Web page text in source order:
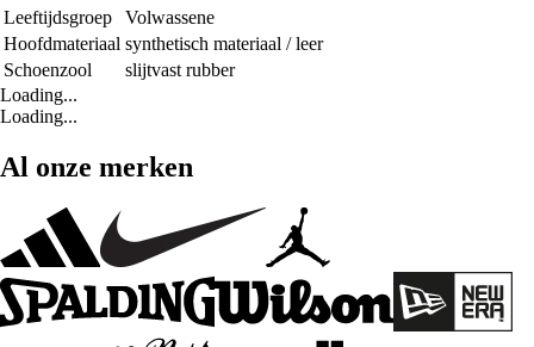
Leeftijdsgroep
Volwassene
Hoofdmateriaal synthetisch materiaal / leer
Schoenzool
slijtvast rubber
Loading...
Loading...
Al onze merken